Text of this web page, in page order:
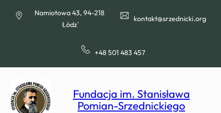
Namiotowa 43, 94-218
Łódź
kontakt@srzednicki.org
+48 501 483 457
Fundacja im. Stanisława
Pomian-Srzednickiego